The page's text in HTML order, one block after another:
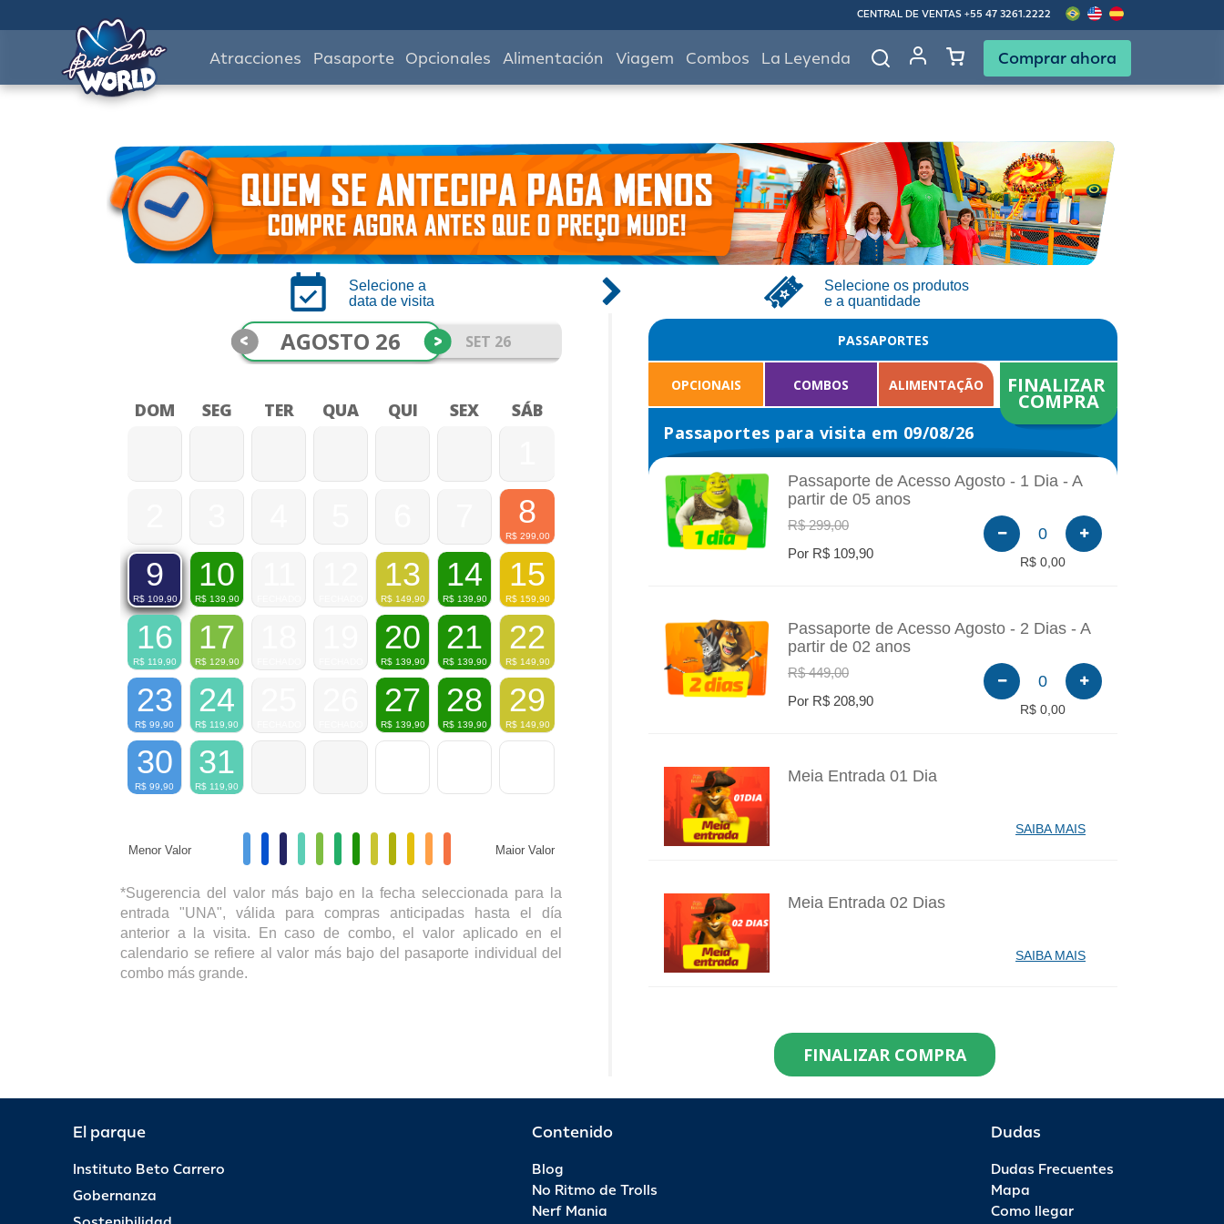
CENTRAL DE VENTAS +55 47 3261.2222
Atracciones Pasaporte Opcionales Alimentación Viagem Combos La Leyenda Comprar ahora
Selecione a
data de visita
Selecione os produtos
e a quantidade
AGOSTO 26 SET 26
< >
DOM SEG TER QUA QUI SEX SÁB
8
R$ 299,00
9
R$ 109,90
10
R$ 139,90
13
R$ 149,90
14
R$ 139,90
15
R$ 159,90
16
R$ 119,90
17
R$ 129,90
20
R$ 139,90
21
R$ 139,90
22
R$ 149,90
23
R$ 99,90
24
R$ 119,90
27
R$ 139,90
28
R$ 139,90
29
R$ 149,90
30
R$ 99,90
31
R$ 119,90
Menor Valor Maior Valor
*Sugerencia del valor más bajo en la fecha seleccionada para la
entrada "UNA", válida para compras anticipadas hasta el día
anterior a la visita. En caso de combo, el valor aplicado en el
calendario se refiere al valor más bajo del pasaporte individual del
combo más grande.
PASSAPORTES
OPCIONAIS COMBOS ALIMENTAÇÃO FINALIZAR
COMPRA
Passaportes para visita em 09/08/26
INFO
Passaporte de Acesso Agosto - 1 Dia - A
partir de 05 anos
R$ 299,00
Por R$ 109,90
0
R$ 0,00
INFO
Passaporte de Acesso Agosto - 2 Dias - A
partir de 02 anos
R$ 449,00
Por R$ 208,90
0
R$ 0,00
INFO
Meia Entrada 01 Dia
SAIBA MAIS
INFO
Meia Entrada 02 Dias
SAIBA MAIS
Residentes de Santa Catarina Agosto - 1
Dia
R$ 299,90
Por R$ 82,90
Passaporte Anual - 1 Ano - Anual Ouro
FINALIZAR COMPRA
El parque
Instituto Beto Carrero
Gobernanza
Contenido
Blog
No Ritmo de Trolls
Nerf Mania
Dudas
Dudas Frecuentes
Mapa
Como llegar